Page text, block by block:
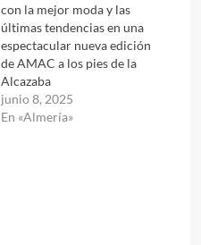
con la mejor moda y las
últimas tendencias en una
espectacular nueva edición
de AMAC a los pies de la
Alcazaba
junio 8, 2025
En «Almería»